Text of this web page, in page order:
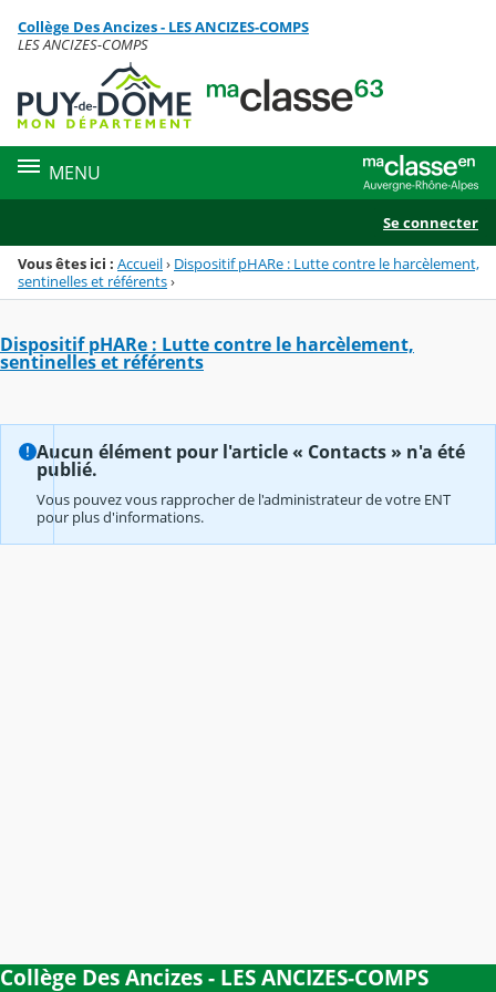
Menu de la rubrique
Contenu
Collège Des Ancizes - LES ANCIZES-COMPS
LES ANCIZES-COMPS
MENU
Se connecter
Vous êtes ici : Accueil› Dispositif pHARe : Lutte contre le harcèlement,
sentinelles et référents›
Dispositif pHARe : Lutte contre le harcèlement,
sentinelles et référents
Aucun élément pour l'article « Contacts » n'a été
publié.
Vous pouvez vous rapprocher de l'administrateur de votre ENT
pour plus d'informations.
Collège Des Ancizes - LES ANCIZES-COMPS